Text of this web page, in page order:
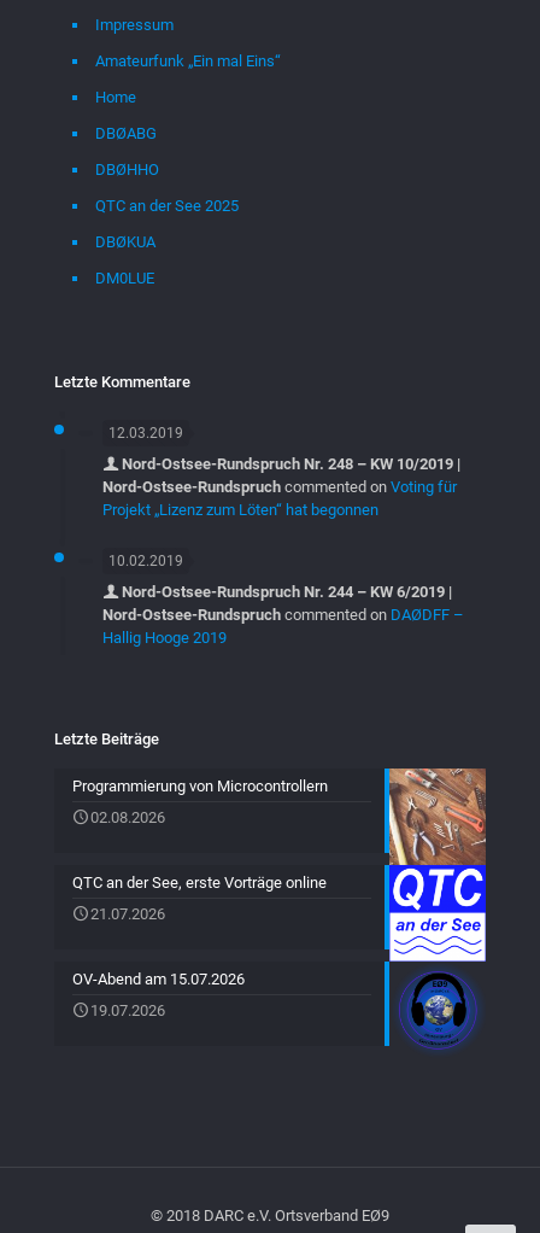
Impressum
Amateurfunk „Ein mal Eins“
Home
DBØABG
DBØHHO
QTC an der See 2025
DBØKUA
DM0LUE
Letzte Kommentare
12.03.2019
Nord-Ostsee-Rundspruch Nr. 248 – KW 10/2019 |
Nord-Ostsee-Rundspruch commented on Voting für
Projekt „Lizenz zum Löten“ hat begonnen
10.02.2019
Nord-Ostsee-Rundspruch Nr. 244 – KW 6/2019 |
Nord-Ostsee-Rundspruch commented on DAØDFF –
Hallig Hooge 2019
Letzte Beiträge
Programmierung von Microcontrollern
02.08.2026
QTC an der See, erste Vorträge online
21.07.2026
OV-Abend am 15.07.2026
19.07.2026
© 2018 DARC e.V. Ortsverband EØ9